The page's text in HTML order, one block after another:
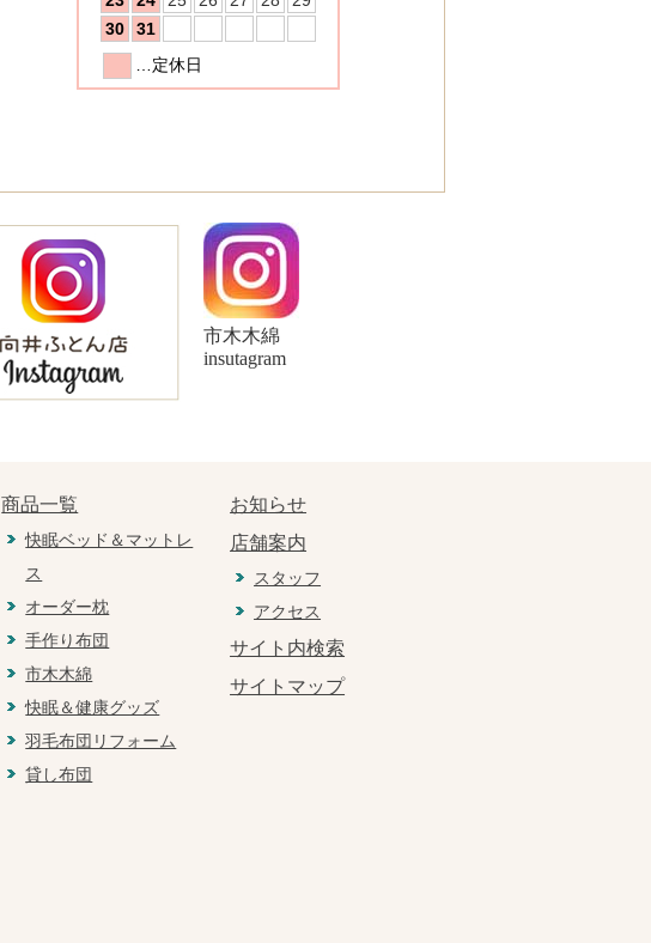
市木木綿
insutagram
商品一覧
快眠ベッド＆マットレ
ス
オーダー枕
手作り布団
市木木綿
快眠＆健康グッズ
羽毛布団リフォーム
貸し布団
お知らせ
店舗案内
スタッフ
アクセス
サイト内検索
サイトマップ